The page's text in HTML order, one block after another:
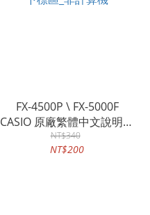
FX-4500P \ FX-5000F
CASIO 原廠繁體中文說明書
下標區_非計算機
NT$340
NT$200